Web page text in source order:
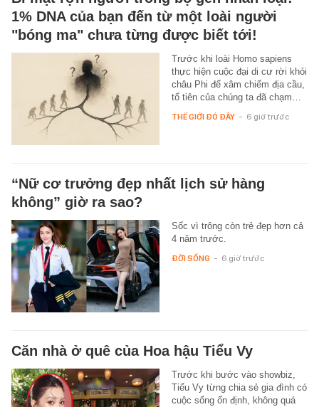
1% DNA của bạn đến từ một loài người
"bóng ma" chưa từng được biết tới!
Trước khi loài Homo sapiens
thực hiện cuộc đại di cư rời khỏi
châu Phi để xâm chiếm địa cầu,
tổ tiên của chúng ta đã chạm…
THẾ GIỚI ĐÓ ĐÂY - 6 giờ trước
“Nữ cơ trưởng đẹp nhất lịch sử hàng
không” giờ ra sao?
Sốc vì trông còn trẻ đẹp hơn cả
4 năm trước.
ĐỜI SỐNG - 6 giờ trước
Căn nhà ở quê của Hoa hậu Tiểu Vy
Trước khi bước vào showbiz,
Tiểu Vy từng chia sẻ gia đình có
cuộc sống ổn định, không quá